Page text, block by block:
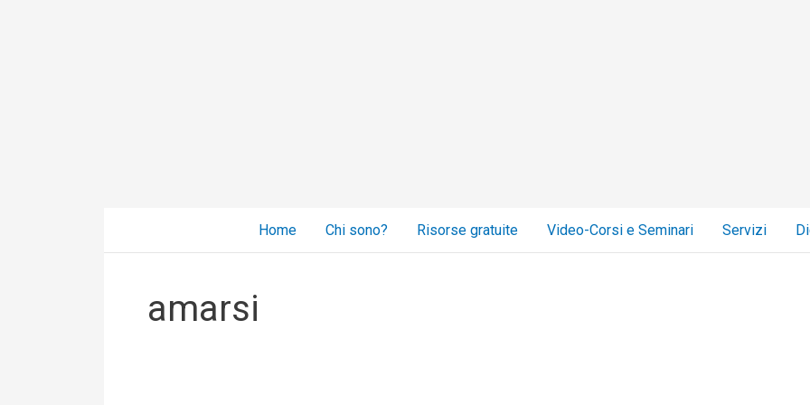
Home Chi sono? Risorse gratuite Video-Corsi e Seminari Servizi
amarsi